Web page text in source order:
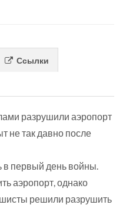
Ссылки
разрушили аэропорт
не так давно после
первый день войны.
аэропорт, однако
решили разрушить